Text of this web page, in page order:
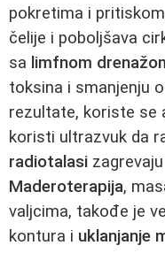
pokretima i
čelije i poboljšava
sa limfnom
toksina i smanjenju
rezultate, koriste se
koristi ultrazvuk da
radiotalasi
Maderoterapija,
valjcima, takođe je
kontura i uklanjanje